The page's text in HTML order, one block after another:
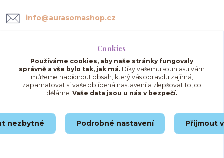
info@aurasomashop.cz
Upravit sběr cookies.
© 2025 AuraSomaShop.cz – provozovatel Simply Colours s.r.o., IČO: 02562286, se
sídlem Paseka 334, 783 97, Česká republika.
Cookies
Používáme cookies, aby naše stránky fungovaly
správně a vše bylo tak, jak má. Díky vašemu souhlasu vám
můžeme nabídnout obsah, který vás opravdu zajímá,
zapamatovat si vaše oblíbená nastavení a zlepšovat to, co
děláme. Vaše data jsou u nás v bezpečí.
nezbytné Podrobné nastavení Přijmout